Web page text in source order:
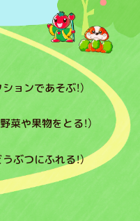
ョンであそぶ！）
菜や果物をとる！）
ぶつにふれる！）